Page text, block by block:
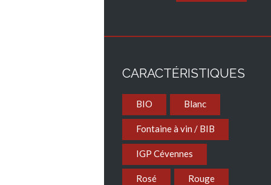
CARACTÉRISTIQUES
BIO Blanc
Fontaine à vin / BIB
IGP Cévennes
Rosé Rouge